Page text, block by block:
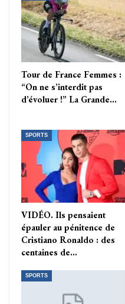
Tour de France Femmes :
“On ne s’interdit pas
d’évoluer !” La Grande…
SPORTS
VIDÉO. Ils pensaient
épauler au pénitence de
Cristiano Ronaldo : des
centaines de…
SPORTS